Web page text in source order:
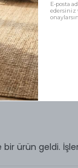
ürün geldi.
ürün geldi.
E-posta
edersiniz